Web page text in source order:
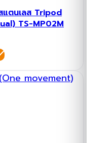
แตนเลส Tripod
TS-MP02M